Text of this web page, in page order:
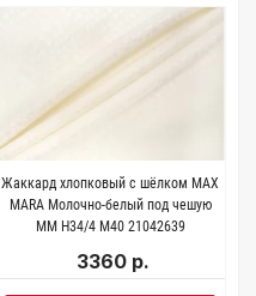
Жаккард хлопковый с шёлком MAX
MARA Молочно-белый под чешую
MM H34/4 M40 21042639
3360 р.